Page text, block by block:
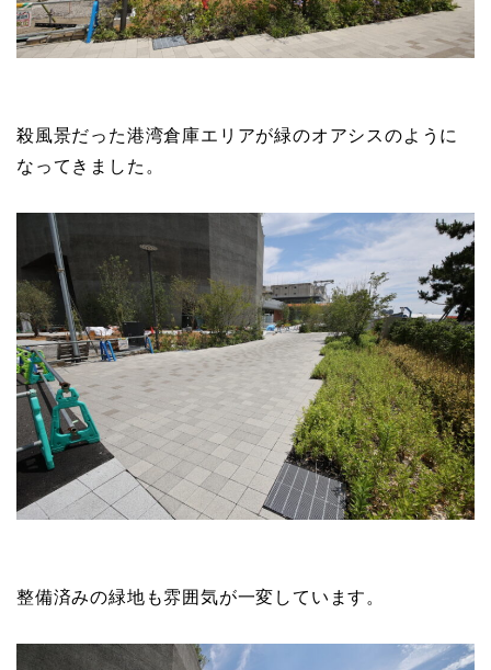
殺風景だった港湾倉庫エリアが緑のオアシスのように
なってきました。
整備済みの緑地も雰囲気が一変しています。